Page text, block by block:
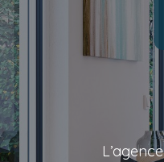
L’agence